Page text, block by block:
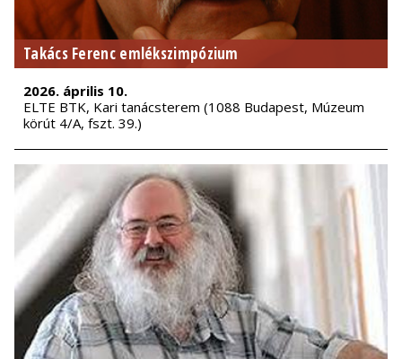
Takács Ferenc emlékszimpózium
2026. április 10.
ELTE BTK, Kari tanácsterem (1088 Budapest, Múzeum
körút 4/A, fszt. 39.)